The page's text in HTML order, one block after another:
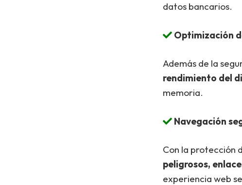
datos bancarios.
Optimización
Además de la
rendimiento del
memoria.
Navegación
Con la protección
peligrosos,
experiencia web